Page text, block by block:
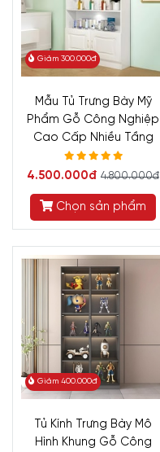
Giảm 300.000đ
Mẫu Tủ Trưng Bày Mỹ
Phẩm Gỗ Công Nghiệp
Cao Cấp Nhiều Tầng
4.500.000đ 4.800.000đ
Chọn sản phẩm
Giảm 400.000đ
Tủ Kính Trưng Bày Mô
Hình Khung Gỗ Công